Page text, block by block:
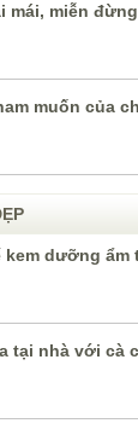
mái, miễn
muốn của
kem dưỡng ẩm
tại nhà với cà